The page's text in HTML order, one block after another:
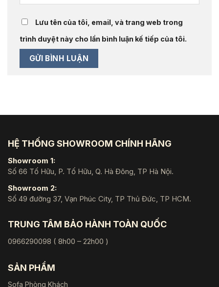
Lưu tên của tôi, email, và trang web trong
trình duyệt này cho lần bình luận kế tiếp của tôi.
HỆ THỐNG SHOWROOM CHÍNH HÃNG
Showroom 1:
Số 66 Tố Hữu, P. Tố Hữu, Q. Hà Đông, TP Hà Nội.
Showroom 2:
Số 49 đường 37, Vạn Phúc City, TP Thủ Đức, TP HCM.
TRUNG TÂM BẢO HÀNH TOÀN QUỐC
0966290098 ( 8h00 – 22h00 )
SẢN PHẨM
Sofa Phòng Khách